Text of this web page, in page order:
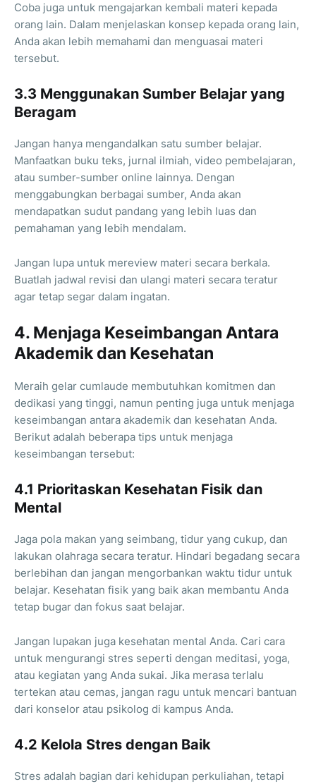
Coba juga untuk mengajarkan kembali materi kepada
orang lain. Dalam menjelaskan konsep kepada orang lain,
Anda akan lebih memahami dan menguasai materi
tersebut.
3.3 Menggunakan Sumber Belajar yang
Beragam
Jangan hanya mengandalkan satu sumber belajar.
Manfaatkan buku teks, jurnal ilmiah, video pembelajaran,
atau sumber-sumber online lainnya. Dengan
menggabungkan berbagai sumber, Anda akan
mendapatkan sudut pandang yang lebih luas dan
pemahaman yang lebih mendalam.
Jangan lupa untuk mereview materi secara berkala.
Buatlah jadwal revisi dan ulangi materi secara teratur
agar tetap segar dalam ingatan.
4. Menjaga Keseimbangan Antara
Akademik dan Kesehatan
Meraih gelar cumlaude membutuhkan komitmen dan
dedikasi yang tinggi, namun penting juga untuk menjaga
keseimbangan antara akademik dan kesehatan Anda.
Berikut adalah beberapa tips untuk menjaga
keseimbangan tersebut:
4.1 Prioritaskan Kesehatan Fisik dan
Mental
Jaga pola makan yang seimbang, tidur yang cukup, dan
lakukan olahraga secara teratur. Hindari begadang secara
berlebihan dan jangan mengorbankan waktu tidur untuk
belajar. Kesehatan fisik yang baik akan membantu Anda
tetap bugar dan fokus saat belajar.
Jangan lupakan juga kesehatan mental Anda. Cari cara
untuk mengurangi stres seperti dengan meditasi, yoga,
atau kegiatan yang Anda sukai. Jika merasa terlalu
tertekan atau cemas, jangan ragu untuk mencari bantuan
dari konselor atau psikolog di kampus Anda.
4.2 Kelola Stres dengan Baik
Stres adalah bagian dari kehidupan perkuliahan, tetapi